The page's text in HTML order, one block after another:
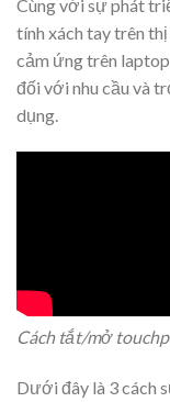
Cùng với sự phát
tính xách tay trên
cảm ứng trên
đối với nhu cầu và
dụng.
Cách tắt/mở
Dưới đây là 3 cách